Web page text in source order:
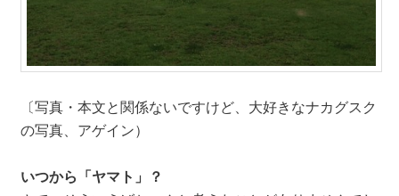
〔写真・本文と関係ないですけど、大好きなナカグスク
の写真、アゲイン）
いつから「ヤマト」？